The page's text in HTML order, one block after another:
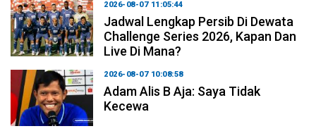
2026-08-07 11:05:44
Jadwal Lengkap Persib Di Dewata
Challenge Series 2026, Kapan Dan
Live Di Mana?
2026-08-07 10:08:58
Adam Alis B Aja: Saya Tidak
Kecewa